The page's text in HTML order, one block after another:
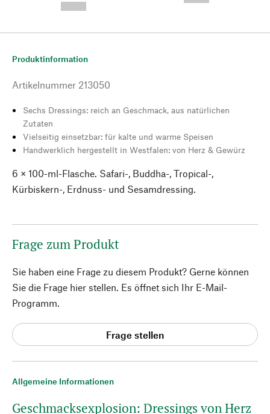
Allgemeine Informationen
Geschmacksexplosion: Dressings von Herz
Produktinformation
Artikelnummer 213050
Sechs Dressings: reich an Geschmack, aus natürlichen
Zutaten
Vielseitig einsetzbar: für kalte und warme Speisen
Handwerklich hergestellt in Westfalen: von Herz & Gewürz
6 × 100-ml-Flasche. Safari-, Buddha-, Tropical-,
Kürbiskern-, Erdnuss- und Sesamdressing.
Frage zum Produkt
Sie haben eine Frage zu diesem Produkt? Gerne können
Sie die Frage hier stellen. Es öffnet sich Ihr E-Mail-
Programm.
Frage stellen